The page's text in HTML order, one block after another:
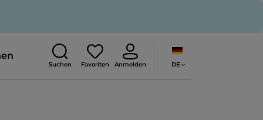
Suchen Favoriten Anmelden DE